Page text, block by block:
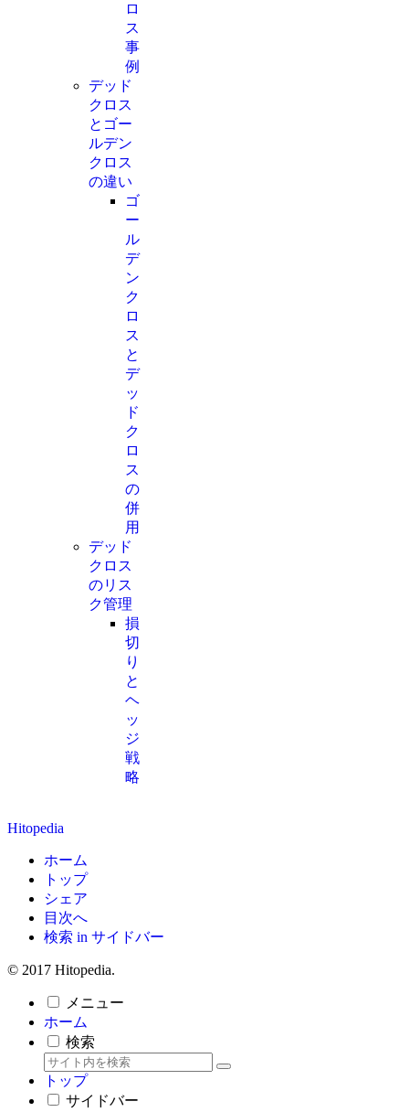
ロ
ス
事
例
デッド
クロス
とゴー
ルデン
クロス
の違い
ゴ
ー
ル
デ
ン
ク
ロ
ス
と
デ
ッ
ド
ク
ロ
ス
の
併
用
デッド
クロス
のリス
ク管理
損
切
り
と
ヘ
ッ
ジ
戦
略
Hitopedia
ホーム
トップ
シェア
目次へ
検索 in サイドバー
© 2017 Hitopedia.
メニュー
ホーム
検索
トップ
サイドバー